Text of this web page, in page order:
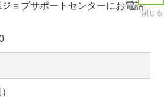
ョブサポートセンターにお電話
閉じる